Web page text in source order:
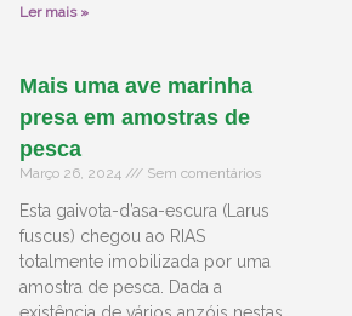
Ler mais »
Mais uma ave marinha
presa em amostras de
pesca
Março 26, 2024 Sem comentários
Esta gaivota-d’asa-escura (Larus
fuscus) chegou ao RIAS
totalmente imobilizada por uma
amostra de pesca. Dada a